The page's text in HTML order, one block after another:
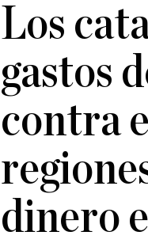
Los
gastos
contra
dinero